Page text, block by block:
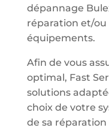
dépannage
réparation et/
équipements.
Afin de vous
optimal, Fast
solutions
choix de votre
de sa